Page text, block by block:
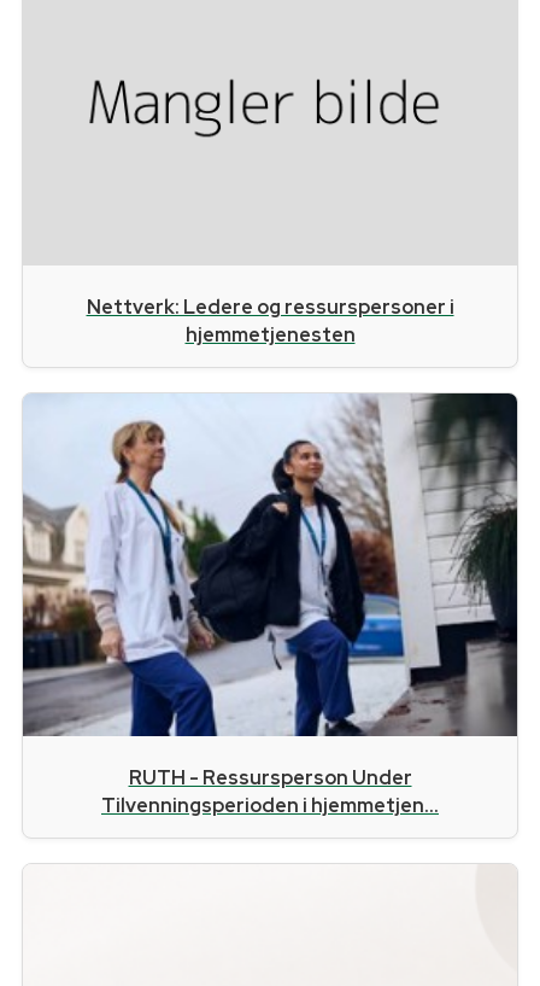
Nettverk: Ledere og ressurspersoner i
hjemmetjenesten
RUTH - Ressursperson Under
Tilvenningsperioden i hjemmetjen...